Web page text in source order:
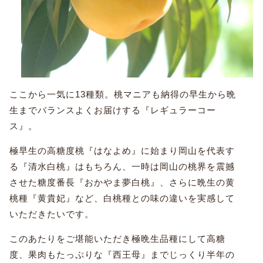
ここから一気に13種類。桃マニアも納得の早生から晩
生までバランスよくお届けする『レギュラーコー
ス』。
極早生の高糖度桃『はなよめ』に始まり岡山を代表す
る『清水白桃』はもちろん、一時は岡山の桃界を震撼
させた糖度番長『おかやま夢白桃』、さらに晩生の黄
桃種『黄貴妃』など、白桃種との味の違いを実感して
いただきたいです。
このあたりをご堪能いただき極晩生品種にして高糖
度、果肉もたっぷりな『西王母』までじっくり半年の